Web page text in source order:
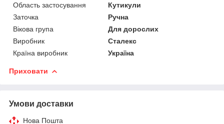
Область застосування
Кутикули
Заточка
Ручна
Вікова група
Для дорослих
Виробник
Сталекс
Країна виробник
Україна
Приховати
Умови доставки
Нова Пошта